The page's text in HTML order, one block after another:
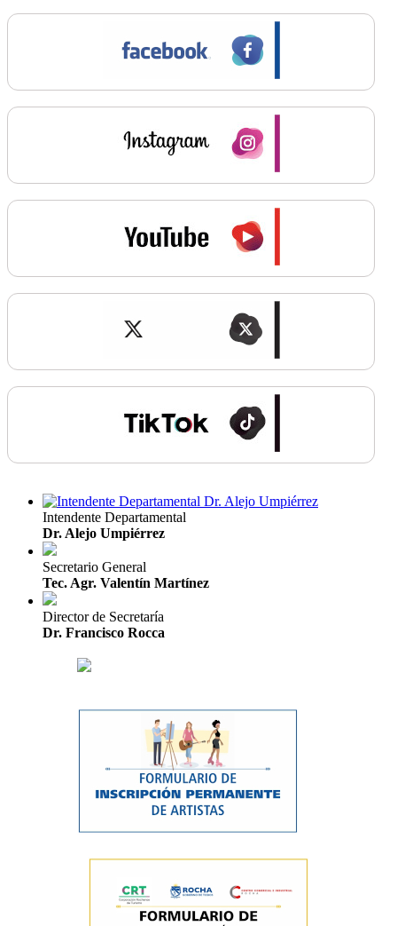
Intendente Departamental
Dr. Alejo Umpiérrez
Secretario General
Tec. Agr. Valentín Martínez
Director de Secretaría
Dr. Francisco Rocca